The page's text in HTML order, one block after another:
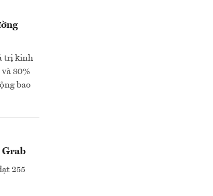
trị kinh
80%
bao
Grab
255